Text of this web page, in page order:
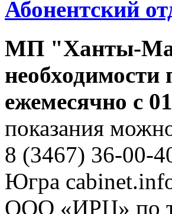
Абонентский
МП "Ханты-
необходимости
ежемесячно с
показания
8 (3467) 36-00-
Югра
ООО «ИРЦ» по